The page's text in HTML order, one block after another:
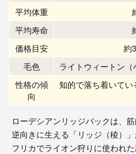
平均体重
平均寿命
価格目安
約
毛色
ライトウィートン
性格の傾
向
知的で落ち着いて
ローデシアンリッジバックは、
逆向きに生える「リッジ（稜）
フリカでライオン狩りに使われ